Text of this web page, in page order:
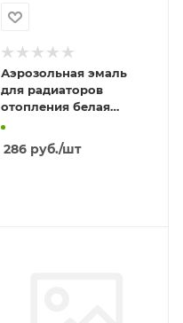
Аэрозольная эмаль
для радиаторов
отопления белая
глянцевая 520мл/6
286руб./шт